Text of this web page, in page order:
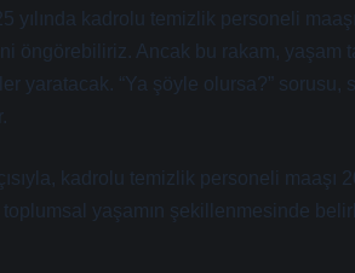
yılında kadrolu temizlik personeli
öngörebiliriz. Ancak bu rakam, yaşam
yaratacak. “Ya şöyle olursa?” sorusu,
kadrolu temizlik personeli maaşı
yaşamın şekillenmesinde